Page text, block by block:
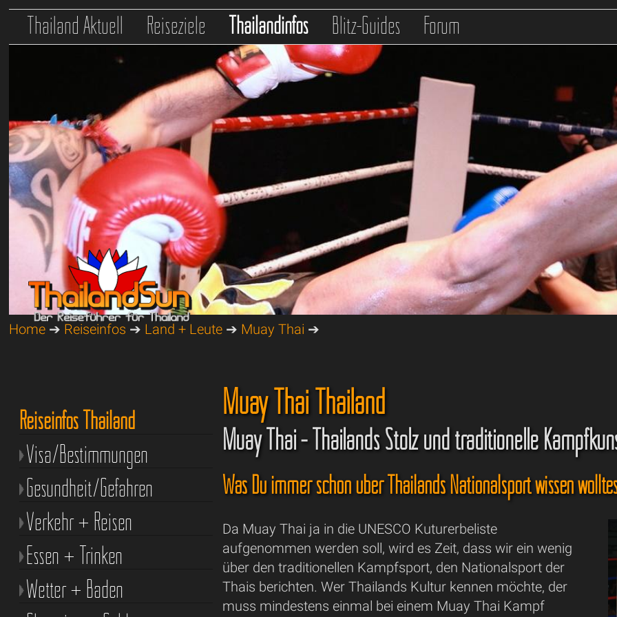
Thailand Aktuell Reiseziele Thailandinfos Blitz-Guides Forum
Home ➔ Reiseinfos ➔ Land + Leute ➔ Muay Thai ➔
Muay Thai Thailand
Muay Thai - Thailands Stolz und traditionelle
Was Du immer schon über Thailands Nationalsport wissen
Da Muay Thai ja in die UNESCO Kuturerbeliste
aufgenommen werden soll, wird es Zeit, dass wir ein wenig
über den traditionellen Kampfsport, den Nationalsport der
Thais berichten. Wer Thailands Kultur kennen möchte, der
muss mindestens einmal bei einem Muay Thai Kampf
Reiseinfos Thailand
Visa/Bestimmungen
Gesundheit/Gefahren
Verkehr + Reisen
Essen + Trinken
Wetter + Baden